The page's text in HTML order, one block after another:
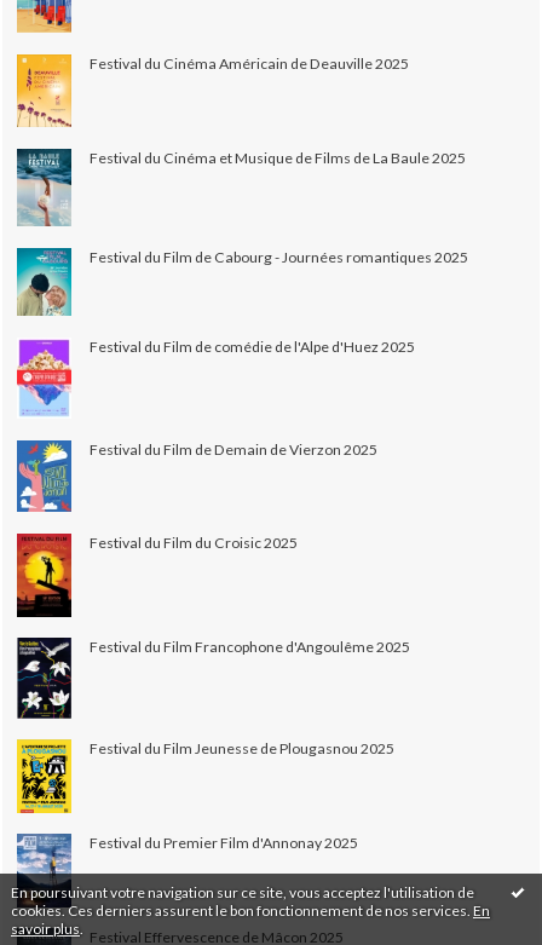
En poursuivant votre navigation sur ce site, vous acceptez l'utilisation de
cookies. Ces derniers assurent le bon fonctionnement de nos services. En
savoir plus
Festival du Cinéma Américain de Deauville 2025
Festival du Cinéma et Musique de Films de La Baule 2025
Festival du Film de Cabourg - Journées romantiques 2025
Festival du Film de comédie de l'Alpe d'Huez 2025
Festival du Film de Demain de Vierzon 2025
Festival du Film du Croisic 2025
Festival du Film Francophone d'Angoulême 2025
Festival du Film Jeunesse de Plougasnou 2025
Festival du Premier Film d'Annonay 2025
Festival Effervescence de Mâcon 2025